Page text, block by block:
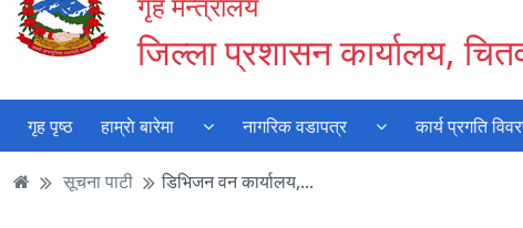
जिल्ला प्रशासन कार्यालय,
गृह पृष्ठ हाम्राे बारेमा नागरिक वडापत्र कार्य प्रगति
सूचना पाटी डिभिजन वन कार्यालय,...